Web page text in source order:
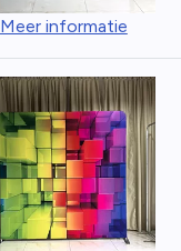
Meer informatie